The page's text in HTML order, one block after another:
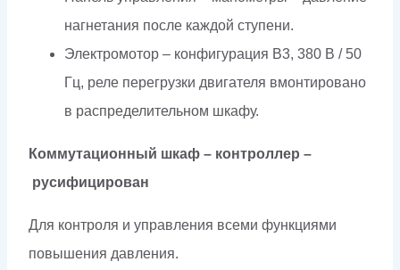
нагнетания после каждой ступени.
Электромотор – конфигурация B3, 380 В / 50
Гц, реле перегрузки двигателя вмонтировано
в распределительном шкафу.
Коммутационный шкаф – контроллер –
русифицирован
Для контроля и управления всеми функциями
повышения давления.